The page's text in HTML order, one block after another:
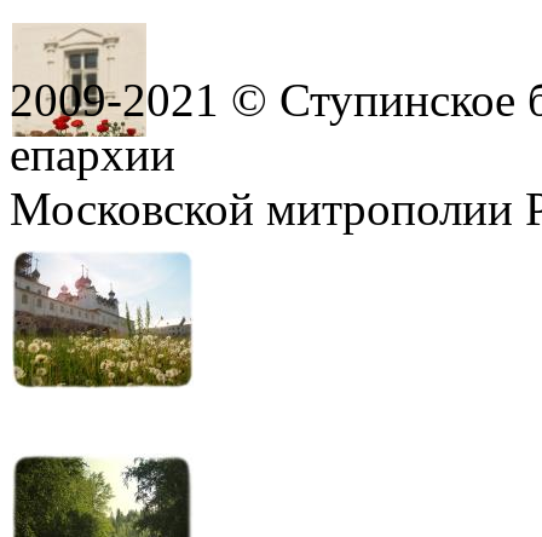
2009-2021 © Ступинское
епархии
Московской митрополии